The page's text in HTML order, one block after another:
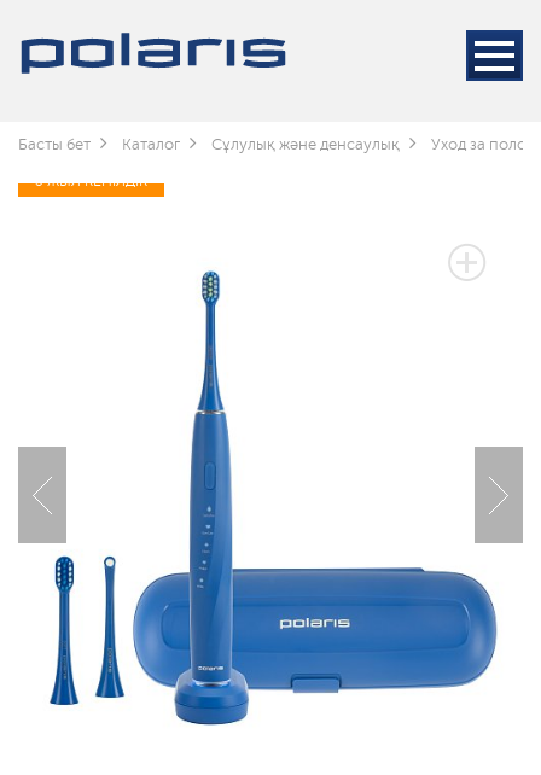
Басты бет Каталог Сұлулық және денсаулық Уход за
3 ЖЫЛ КЕПІЛДІК